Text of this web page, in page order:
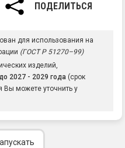
ПОДЕЛИТЬСЯ
для использования на
(ГОСТ Р 51270–99)
изделий,
до 2027 - 2029 года (срок
Вы можете уточнить у